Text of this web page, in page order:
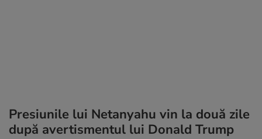
Presiunile lui Netanyahu vin la două zile
după avertismentul lui Donald Trump